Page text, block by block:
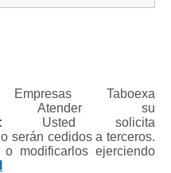
Taboexa
Atender su
Usted solicita
serán cedidos a terceros.
modificarlos ejerciendo